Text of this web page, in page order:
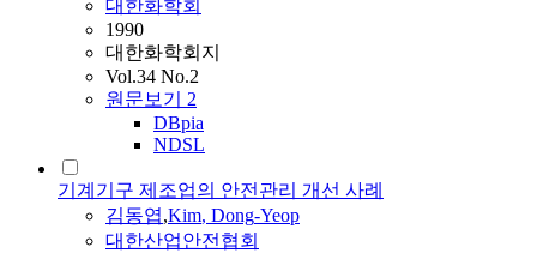
대한화학회
1990
대한화학회지
Vol.34 No.2
원문보기 2
DBpia
NDSL
기계기구 제조업의 안전관리 개선 사례
김동엽,Kim, Dong-Yeop
대한산업안전협회